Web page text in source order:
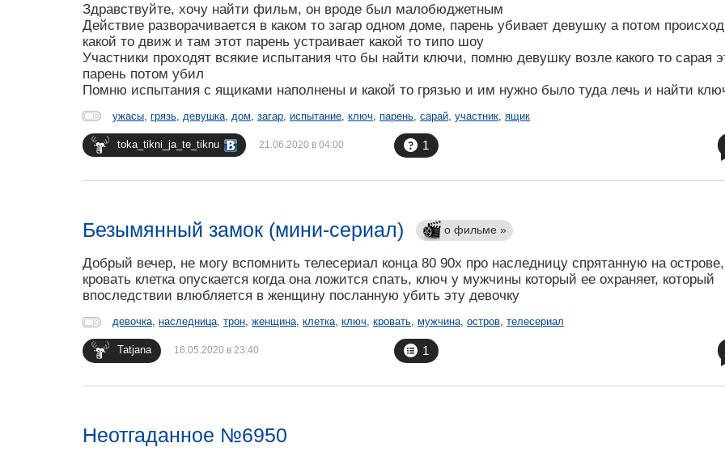
Здравствуйте, хочу найти фильм, он вроде был малобюджетным
Действие разворачивается в каком то загар одном доме, парень убивает девушку а потом
какой то движ и там этот парень устраивает какой то типо шоу
Участники проходят всякие испытания что бы найти ключи, помню девушку возле какого то сарая
парень потом убил
Помню испытания с ящиками наполнены и какой то грязью и им нужно было туда лечь и найти
ужасы грязь девушка дом загар испытание ключ парень сарай участник ящик
toka_tikni_ja_te_tiknu 21.06.2020 в 04:00 1
Безымянный замок (мини-сериал) о фильме »
Добрый вечер, не могу вспомнить телесериал конца 80 90х про наследницу спрятанную на острове,
кровать клетка опускается когда она ложится спать, ключ у мужчины который ее охраняет, который
впоследствии влюбляется в женщину посланную убить эту девочку
девочка, наследница, трон, женщина, клетка, ключ, кровать, мужчина, остров, телесериал
Tatjana 16.05.2020 в 23:40 1
Неотгаданное №6950